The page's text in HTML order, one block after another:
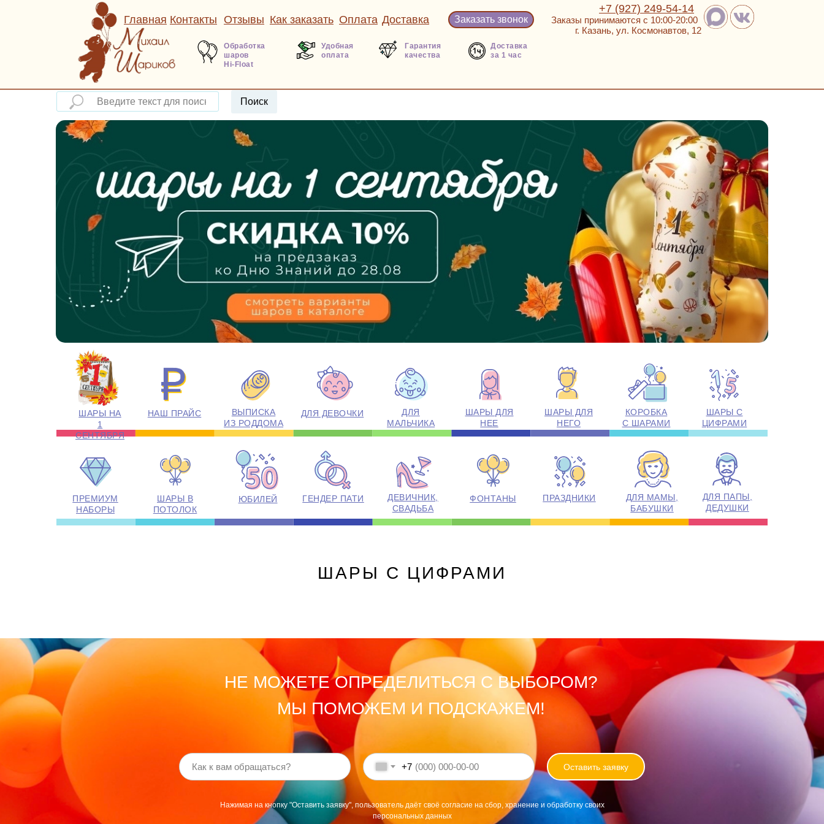
Главная Контакты Отзывы Как заказать Оплата Доставка Заказать звонок Заказы принимаются с 10:00-20:00
Обработка
шаров
Hi-Float
Удобная
оплата
Гарантия
качества
Доставка
за 1 час
+7 (927) 249-54-14
г. Казань, ул. Космонавтов, 12
Поиск
ДЛЯ ДЕВОЧКИ
ШАРЫ ДЛЯ
НЕГО
ШАРЫ ДЛЯ
НЕЕ
КОРОБКА
С ШАРАМИ
ДЛЯ
МАЛЬЧИКА
ПРЕМИУМ
НАБОРЫ
ФОНТАНЫ
НАШ ПРАЙС
ДЛЯ ПАПЫ,
ДЕДУШКИ
ДЛЯ МАМЫ,
БАБУШКИ
ПРАЗДНИКИ
ДЕВИЧНИК,
СВАДЬБА
ГЕНДЕР ПАТИ
ВЫПИСКА
ИЗ РОДДОМА
ЮБИЛЕЙ
ШАРЫ В
ПОТОЛОК
ШАРЫ С
ЦИФРАМИ
ШАРЫ НА
1
СЕНТЯБРЯ
ШАРЫ С ЦИФРАМИ
НЕ МОЖЕТЕ ОПРЕДЕЛИТЬСЯ С ВЫБОРОМ?
МЫ ПОМОЖЕМ И ПОДСКАЖЕМ!
+7 Оставить заявку
Нажимая на кнопку "Оставить заявку", пользователь даёт своё согласие на сбор, хранение и обработку своих
персональных данных